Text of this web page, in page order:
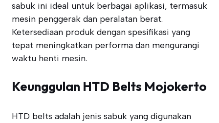
sabuk ini ideal untuk berbagai aplikasi, termasuk
mesin penggerak dan peralatan berat.
Ketersediaan produk dengan spesifikasi yang
tepat meningkatkan performa dan mengurangi
waktu henti mesin.
Keunggulan HTD Belts Mojokerto
HTD belts adalah jenis sabuk yang digunakan